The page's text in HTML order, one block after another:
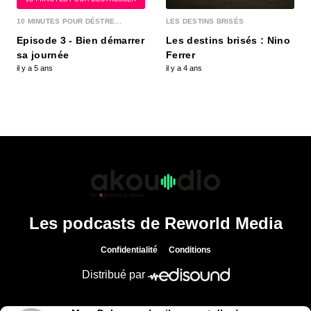
« Pantagruel », un nom de restaurant qui, à lui
seul, suffirait presque à nous mettre en appétit...
Pierre Martinet, alerte enlèvement !
00:34:07 - IL Y A 3 ANS
Bien qu’il ait troqué la légion étrangère à laquelle
Pour Alice Tourbier, l’hôtellerie de luxe est avant
tout une histoire de famille. En 1999, lorsqu...
10 MINUTES POUR DÉSTRE...
Episode 3 - Bien démarrer
sa journée
il y a 5 ans
LES DESTINS BRISÉS
Les destins brisés : Nino
Ferrer
il y a 4 ans
Les podcasts de Reworld Media
Confidentialité Conditions
Distribué par